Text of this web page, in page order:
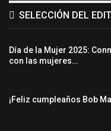
SELECCIÓN DEL
Día de la Mujer 2025:
con las mujeres…
¡Feliz cumpleaños Bob